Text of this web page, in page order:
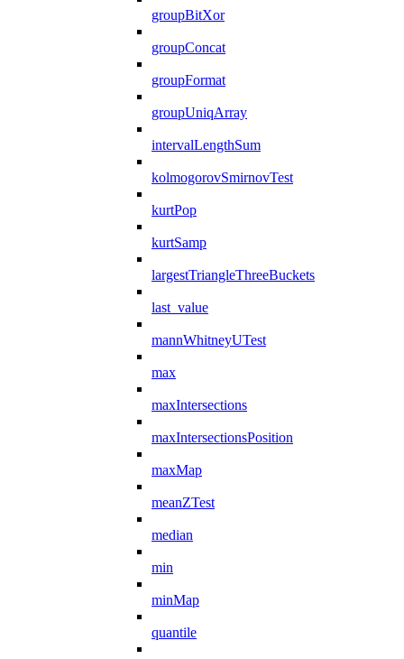
groupBitXor
groupConcat
groupFormat
groupUniqArray
intervalLengthSum
kolmogorovSmirnovTest
kurtPop
kurtSamp
largestTriangleThreeBuckets
last_value
mannWhitneyUTest
max
maxIntersections
maxIntersectionsPosition
maxMap
meanZTest
median
min
minMap
quantile